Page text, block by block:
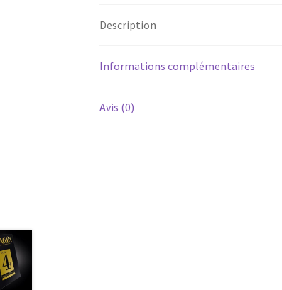
Description
Informations complémentaires
Avis (0)